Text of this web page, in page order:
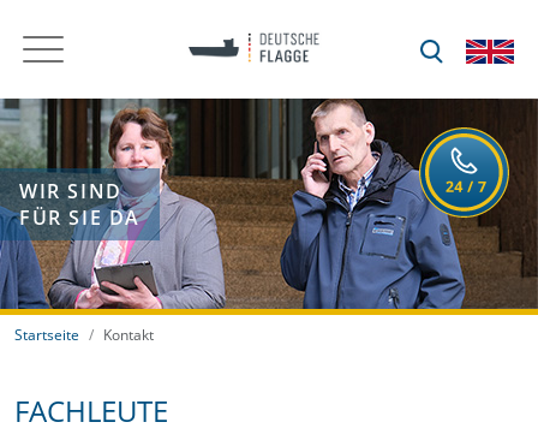
WIR SIND
FÜR SIE DA
Startseite Kontakt
FACHLEUTE